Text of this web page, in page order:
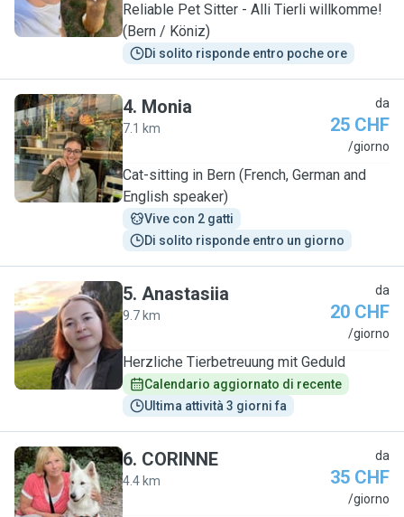
Reliable Pet Sitter - Alli Tierli willkomme!
(Bern / Köniz)
Di solito risponde entro poche ore
M
4. Monia
7.1 km
da
25 CHF
/giorno
Cat-sitting in Bern (French, German and
English speaker)
Vive con 2 gatti
Di solito risponde entro un giorno
A
5. Anastasiia
9.7 km
da
20 CHF
/giorno
Herzliche Tierbetreuung mit Geduld
Calendario aggiornato di recente
Ultima attività 3 giorni fa
C
6. CORINNE
4.4 km
da
35 CHF
/giorno